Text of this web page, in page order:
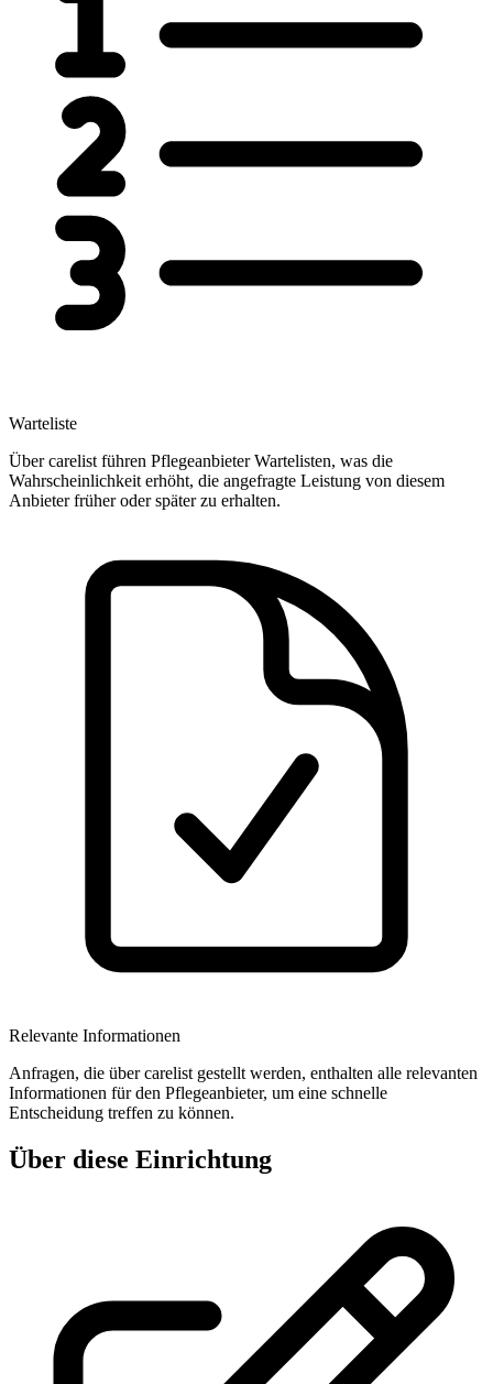
Warteliste
Über carelist führen Pflegeanbieter Wartelisten, was die
Wahrscheinlichkeit erhöht, die angefragte Leistung von diesem
Anbieter früher oder später zu erhalten.
Relevante Informationen
Anfragen, die über carelist gestellt werden, enthalten alle relevanten
Informationen für den Pflegeanbieter, um eine schnelle
Entscheidung treffen zu können.
Über diese Einrichtung